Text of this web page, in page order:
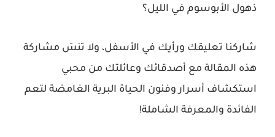
ذهول الأبوسوم في الليل؟
شاركنا تعليقك ورأيك في الأسفل، ولا تنسَ مشاركة
هذه المقالة مع أصدقائك وعائلتك من محبي
استكشاف أسرار وفنون الحياة البرية الغامضة لتعم
الفائدة والمعرفة الشاملة!